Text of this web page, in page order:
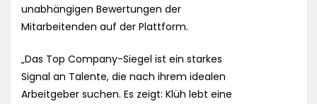
unabhängigen Bewertungen der
Mitarbeitenden auf der Plattform.
„Das Top Company-Siegel ist ein starkes
Signal an Talente, die nach ihrem idealen
Arbeitgeber suchen. Es zeigt: Klüh lebt eine